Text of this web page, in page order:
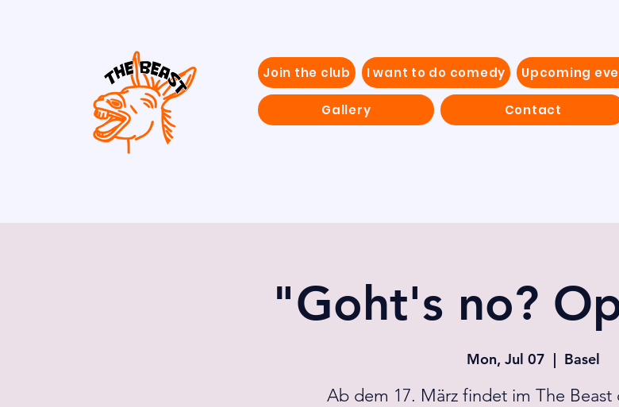
Join the club I want to do comedy Upcoming
Gallery Contact
"Goht's no?
Mon, Jul 07
  |
Basel
Ab dem 17. März findet im The